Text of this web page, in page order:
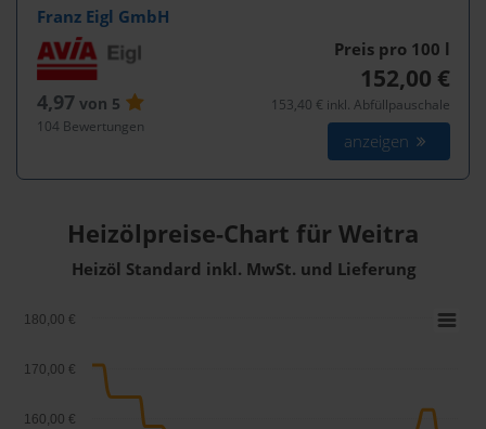
Franz Eigl GmbH
4,97von 5
104 Bewertungen
Preis pro 100 l
152,00 €
153,40 € inkl. Abfüllpauschale
anzeigen
Heizölpreise-Chart für Weitra
Heizöl Standard inkl. MwSt. und Lieferung
160,00 €
170,00 €
180,00 €